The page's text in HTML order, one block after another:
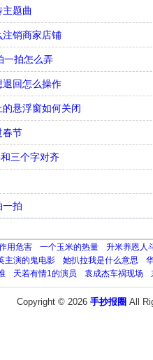
题曲
注销商家店铺
一拍怎么弄
退回怎么操作
悬浮窗如何关闭
春节
三个字对齐
一拍
用危害 一个玉米的热量 升米养恩人
主演的鬼电影 她扒拉我是什么意思
天若有情1的演员 袁成杰车祸现场
Copyright © 2026 手抄报圈 All